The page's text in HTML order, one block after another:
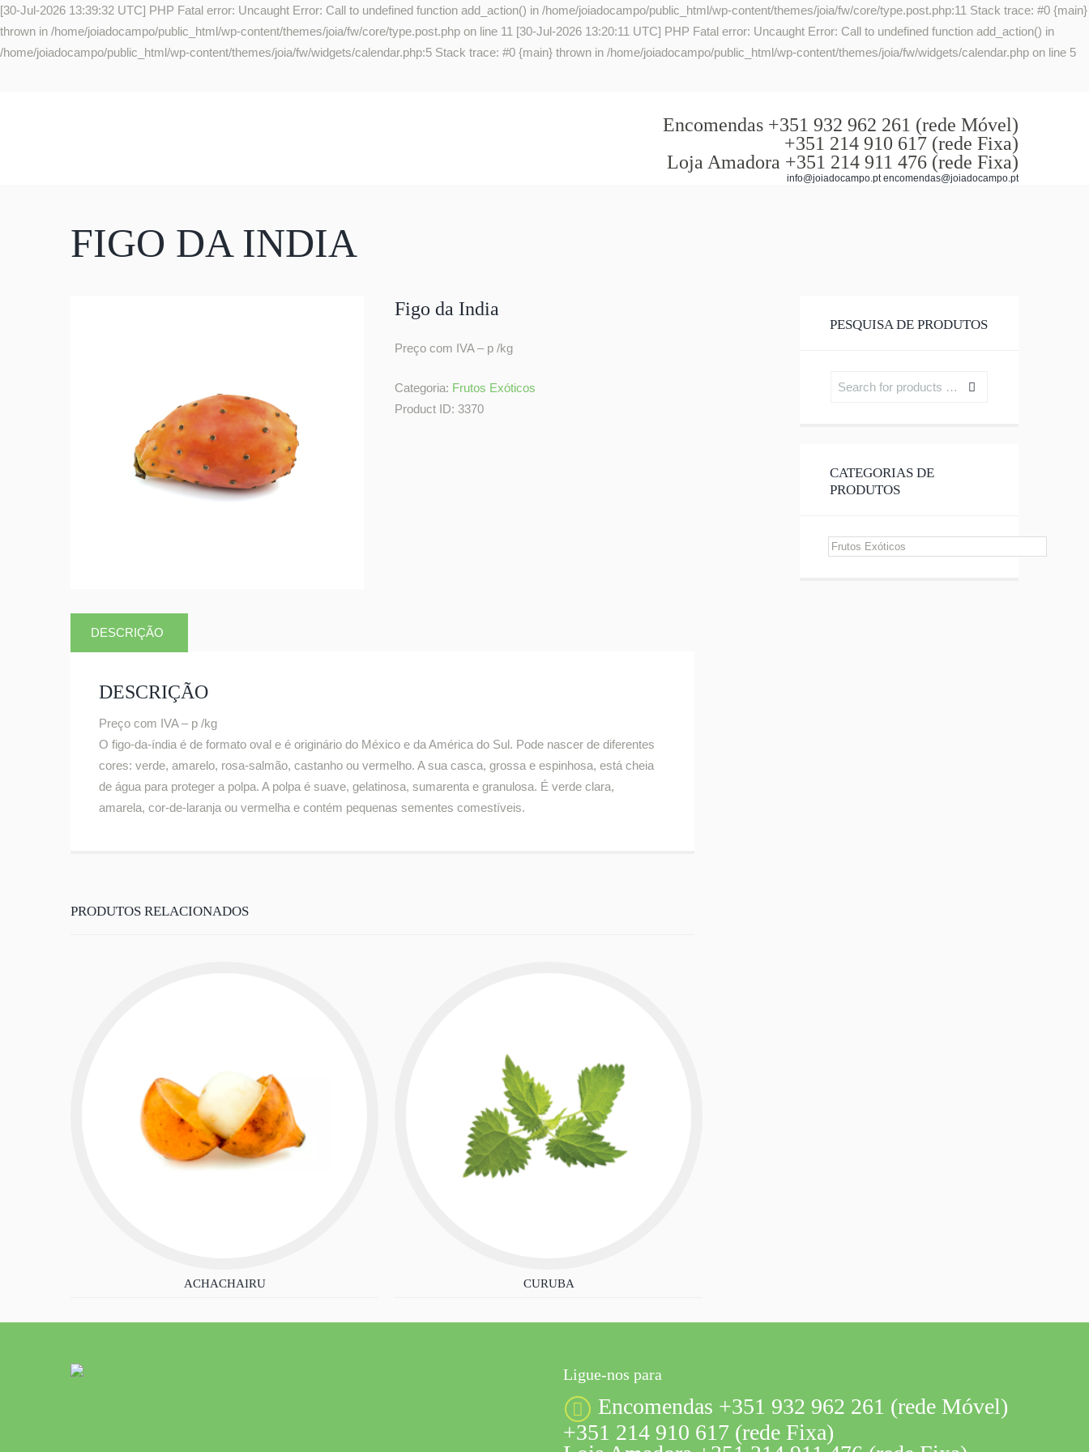
[30-Jul-2026 13:39:32 UTC] PHP Fatal error: Uncaught Error: Call to undefined function add_action() in /home/joiadocampo/public_html/wp-content/themes/joia/fw/core/type.post.php:11 Stack trace: #0 {main}
thrown in /home/joiadocampo/public_html/wp-content/themes/joia/fw/core/type.post.php on line 11 [30-Jul-2026 13:20:11 UTC] PHP Fatal error: Uncaught Error: Call to undefined function add_action() in
/home/joiadocampo/public_html/wp-content/themes/joia/fw/widgets/calendar.php:5 Stack trace: #0 {main} thrown in /home/joiadocampo/public_html/wp-content/themes/joia/fw/widgets/calendar.php on line 5
Encomendas +351 932 962 261 (rede Móvel)
+351 214 910 617 (rede Fixa)
Loja Amadora +351 214 911 476 (rede Fixa)
info@joiadocampo.pt encomendas@joiadocampo.pt
FIGO DA INDIA
Figo da India
Preço com IVA – p /kg
Categoria: Frutos Exóticos
Product ID:3370
DESCRIÇÃO
DESCRIÇÃO
Preço com IVA – p /kg
O figo-da-índia é de formato oval e é originário do México e da América do Sul. Pode nascer de diferentes
cores: verde, amarelo, rosa-salmão, castanho ou vermelho. A sua casca, grossa e espinhosa, está cheia
de água para proteger a polpa. A polpa é suave, gelatinosa, sumarenta e granulosa. É verde clara,
amarela, cor-de-laranja ou vermelha e contém pequenas sementes comestíveis.
PRODUTOS RELACIONADOS
ACHACHAIRU CURUBA
PESQUISA DE PRODUTOS
CATEGORIAS DE
PRODUTOS
Ligue-nos para
Encomendas +351 932 962 261 (rede Móvel)
+351 214 910 617 (rede Fixa)